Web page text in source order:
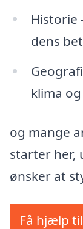
Historie
dens
klima
og mange
starter her,
ønsker at
Få hjælp